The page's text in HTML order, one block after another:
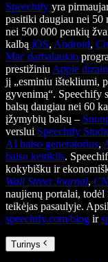
Speechify yra
pasitiki daugiau nei
nei 500 000 penkių
kalbą iOS, Android,
Mac darbalaukio
prestižiniu Apple
jį „esminiu ištekliumi,
gyvenimą“. Speechify
balsų daugiau nei 60
įžymybių balsų –
verslui Speechify
AI balso generatorius,
balso keitiklis.
kokybišku ir
Wall Street Journal,
naujienų portalai, todėl
teikėjas pasaulyje.
speechify.com/blog ir
Turinys